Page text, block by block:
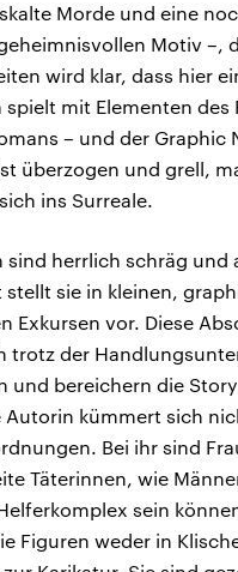
Morde und eine
Motiv –,
wird klar, dass hier
spielt mit Elementen des
– und der Graphic
überzogen und grell,
ins Surreale.
sind herrlich schräg und
stellt sie in kleinen,
Exkursen vor. Diese
trotz der
und bereichern die
Autorin kümmert sich
Bei ihr sind
Täterinnen, wie
sein
Figuren weder in